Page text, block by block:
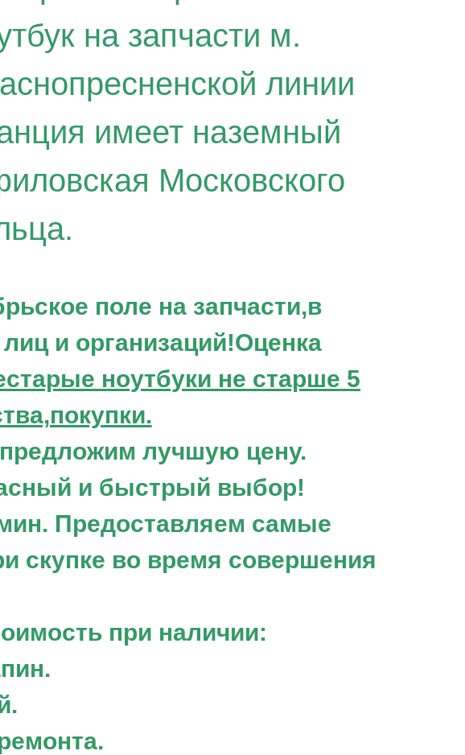
на запчасти м.
линии
имеет наземный
Московского
.
поле на запчасти,в
и организаций!Оценка
ноутбуки не старше 5
лучшую цену.
и быстрый выбор!
Предоставляем самые
скупке во время совершения
при наличии: